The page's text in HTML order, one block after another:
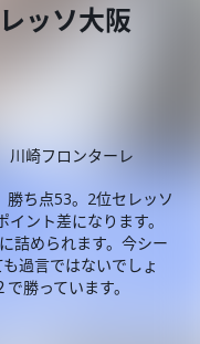
ッソ大阪
崎フロンターレ
ち点53。2位セレッソ
ント差になります。
詰められます。今シー
過言ではないでしょ
勝っています。